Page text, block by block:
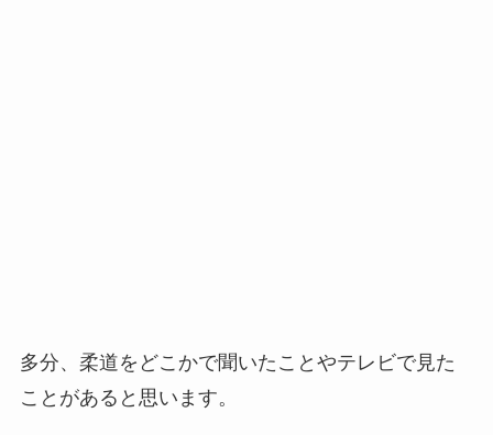
多分、柔道をどこかで聞いたことやテレビで見た
ことがあると思います。